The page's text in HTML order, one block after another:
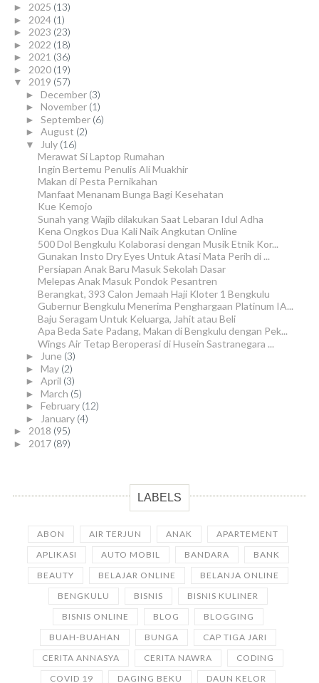
► 2025 (13)
► 2024 (1)
► 2023 (23)
► 2022 (18)
► 2021 (36)
► 2020 (19)
▼ 2019 (57)
► December (3)
► November (1)
► September (6)
► August (2)
▼ July (16)
Merawat Si Laptop Rumahan
Ingin Bertemu Penulis Ali Muakhir
Makan di Pesta Pernikahan
Manfaat Menanam Bunga Bagi Kesehatan
Kue Kemojo
Sunah yang Wajib dilakukan Saat Lebaran Idul Adha
Kena Ongkos Dua Kali Naik Angkutan Online
500 Dol Bengkulu Kolaborasi dengan Musik Etnik Kor...
Gunakan Insto Dry Eyes Untuk Atasi Mata Perih di ...
Persiapan Anak Baru Masuk Sekolah Dasar
Melepas Anak Masuk Pondok Pesantren
Berangkat, 393 Calon Jemaah Haji Kloter 1 Bengkulu
Gubernur Bengkulu Menerima Penghargaan Platinum IA...
Baju Seragam Untuk Keluarga, Jahit atau Beli
Apa Beda Sate Padang, Makan di Bengkulu dengan Pek...
Wings Air Tetap Beroperasi di Husein Sastranegara ...
► June (3)
► May (2)
► April (3)
► March (5)
► February (12)
► January (4)
► 2018 (95)
► 2017 (89)
LABELS
ABON AIR TERJUN ANAK
APARTEMENT
APLIKASI
AUTO MOBIL BANDARA
BANK
BEAUTY
BELAJAR ONLINE
BELANJA ONLINE
BENGKULU
BISNIS
BISNIS KULINER
BISNIS ONLINE
BLOG
BLOGGING
BUAH-BUAHAN
BUNGA
CAP TIGA JARI
CERITA ANNASYA
CERITA NAWRA
CODING
COVID 19
DAGING BEKU DAUN KELOR